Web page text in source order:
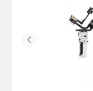
Previous